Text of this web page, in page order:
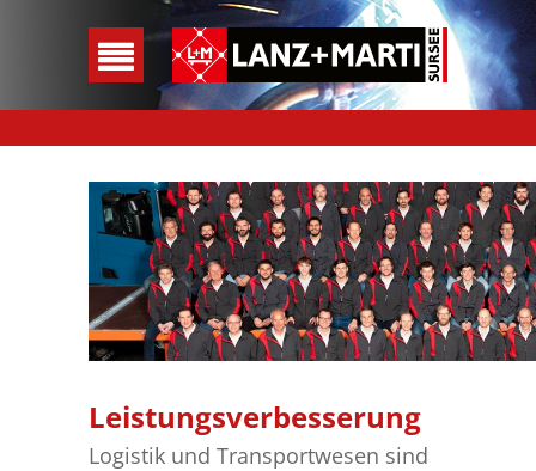
Leistungsverbesserung
Logistik und Transportwesen sind